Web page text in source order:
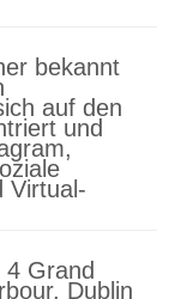
bekannt
auf den
und
Virtual-
Grand
Dublin